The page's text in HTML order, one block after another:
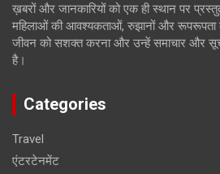
ख़बरों और जानकारियों को एक ही स्थान पर
महिलाओं की आवश्यकताओं, रुझानों और रूपरूपता
जीवन को सशक्त करना और उन्हें समाचार और
है।
Categories
Travel
एंटरटेनमेंट